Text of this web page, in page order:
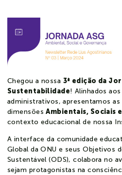
Colaboradores
Chegou a nossa 3ª edição da
Sustentabilidade! Alinhados
administrativos, apresentamos as
dimensõesAmbientais, Sociais
contexto educacional de nossa
A interface da comunidade
Global da ONU e seus Objetivos
Sustentável (ODS), colabora no
sejam protagonistas na